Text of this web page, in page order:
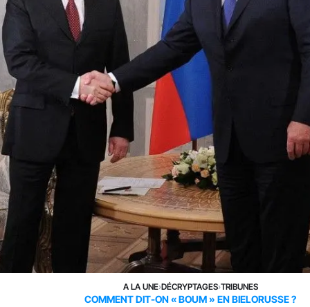
A LA UNE›DÉCRYPTAGES›TRIBUNES
COMMENT DIT-ON « BOUM » EN BIELORUSSE ?